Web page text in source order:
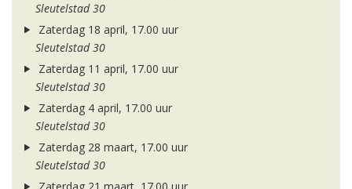
Sleutelstad 30
Zaterdag 18 april, 17.00 uur
Sleutelstad 30
Zaterdag 11 april, 17.00 uur
Sleutelstad 30
Zaterdag 4 april, 17.00 uur
Sleutelstad 30
Zaterdag 28 maart, 17.00 uur
Sleutelstad 30